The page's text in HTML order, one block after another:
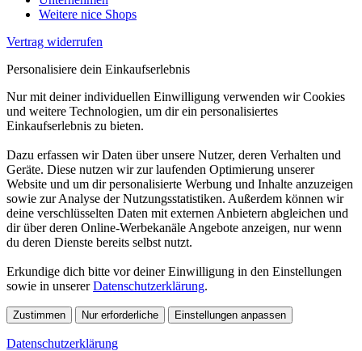
Weitere nice Shops
Vertrag widerrufen
Personalisiere dein Einkaufserlebnis
Nur mit deiner individuellen Einwilligung verwenden wir Cookies
und weitere Technologien, um dir ein personalisiertes
Einkaufserlebnis zu bieten.
Dazu erfassen wir Daten über unsere Nutzer, deren Verhalten und
Geräte. Diese nutzen wir zur laufenden Optimierung unserer
Website und um dir personalisierte Werbung und Inhalte anzuzeigen
sowie zur Analyse der Nutzungsstatistiken. Außerdem können wir
deine verschlüsselten Daten mit externen Anbietern abgleichen und
dir über deren Online-Werbekanäle Angebote anzeigen, nur wenn
du deren Dienste bereits selbst nutzt.
Erkundige dich bitte vor deiner Einwilligung in den Einstellungen
sowie in unsererDatenschutzerklärung.
Zustimmen Nur erforderliche Einstellungen anpassen
Datenschutzerklärung